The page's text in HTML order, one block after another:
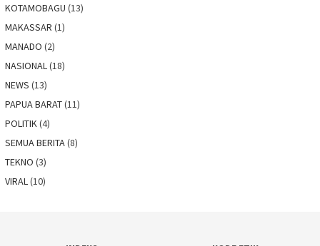
KOTAMOBAGU (13)
MAKASSAR (1)
MANADO (2)
NASIONAL (18)
NEWS (13)
PAPUA BARAT(11)
POLITIK (4)
SEMUA BERITA (8)
TEKNO (3)
VIRAL (10)